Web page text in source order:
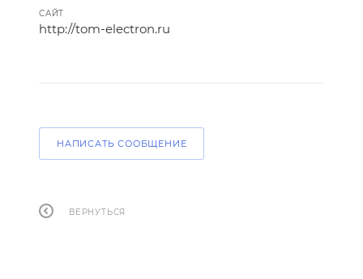
САЙТ
http://tom-electron.ru
НАПИСАТЬ СООБЩЕНИЕ
ВЕРНУТЬСЯ